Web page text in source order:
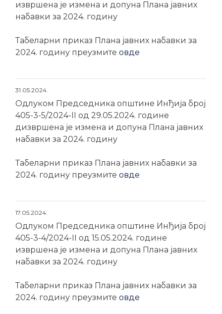
извршена је измена и допуна Плана јавних
набавки за 2024. годину
Табеларни приказ Плана јавних набавки за
2024. годину преузмите овде
31.05.2024.
Одлуком Председника општине Инђија број
405-3-5/2024-II од 29.05.2024. године
дизвршена је измена и допуна Плана јавних
набавки за 2024. годину
Табеларни приказ Плана јавних набавки за
2024. годину преузмите овде
17.05.2024.
Одлуком Председника општине Инђија број
405-3-4/2024-II од 15.05.2024. године
извршена је измена и допуна Плана јавних
набавки за 2024. годину
Табеларни приказ Плана јавних набавки за
2024. годину преузмите овде